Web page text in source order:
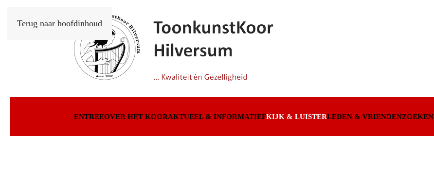
Terug naar hoofdinhoud
ENTREEOVER HET KOORAKTUEEL & INFORMATIEFKIJK & LUISTERLEDEN & VRIENDENZOEKEN